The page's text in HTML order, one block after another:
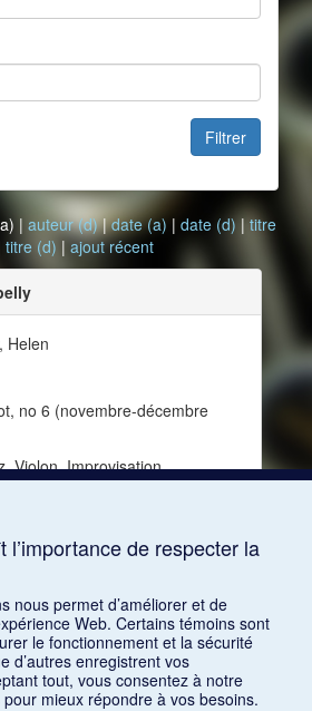
Filtrer
| auteur (d)|date (a) | date (d) | titre
titre (d) | ajout récent
Helen
no 6 (novembre-décembre
Violon, Improvisation,
l’importance de respecter la
nous permet d’améliorer et de
Web. Certains témoins sont
le fonctionnement et la sécurité
d’autres enregistrent vos
tout, vous consentez à notre
mieux répondre à vos besoins.